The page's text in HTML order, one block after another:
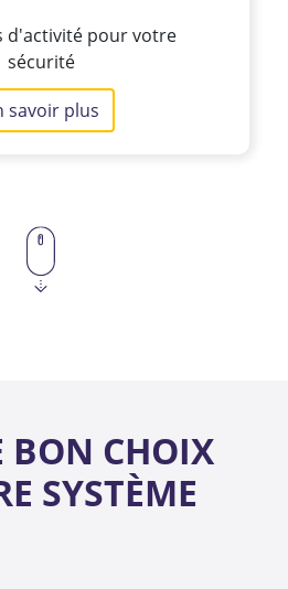
d'activité pour votre
sécurité
savoir plus
BON CHOIX
SYSTÈME